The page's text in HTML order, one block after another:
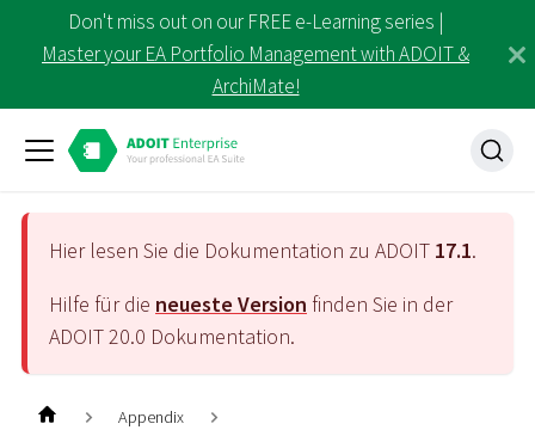
Don't miss out on our FREE e-Learning series |
Master your EA Portfolio Management with ADOIT &
ArchiMate!
Hier lesen Sie die Dokumentation zu ADOIT 17.1.
Hilfe für die neueste Version finden Sie in der
ADOIT20.0 Dokumentation.
Appendix